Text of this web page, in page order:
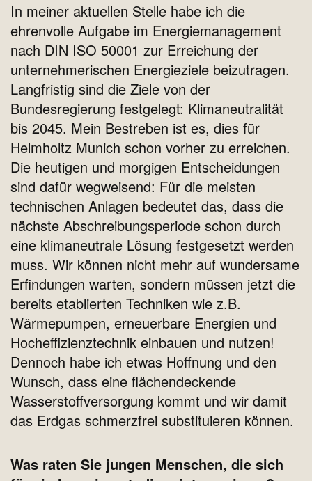
In meiner aktuellen Stelle habe ich die
ehrenvolle Aufgabe im Energiemanagement
nach DIN ISO 50001 zur Erreichung der
unternehmerischen Energieziele beizutragen.
Langfristig sind die Ziele von der
Bundesregierung festgelegt: Klimaneutralität
bis 2045. Mein Bestreben ist es, dies für
Helmholtz Munich schon vorher zu erreichen.
Die heutigen und morgigen Entscheidungen
sind dafür wegweisend: Für die meisten
technischen Anlagen bedeutet das, dass die
nächste Abschreibungsperiode schon durch
eine klimaneutrale Lösung festgesetzt werden
muss. Wir können nicht mehr auf wundersame
Erfindungen warten, sondern müssen jetzt die
bereits etablierten Techniken wie z.B.
Wärmepumpen, erneuerbare Energien und
Hocheffizienztechnik einbauen und nutzen!
Dennoch habe ich etwas Hoffnung und den
Wunsch, dass eine flächendeckende
Wasserstoffversorgung kommt und wir damit
das Erdgas schmerzfrei substituieren können.
Was raten Sie jungen Menschen, die sich